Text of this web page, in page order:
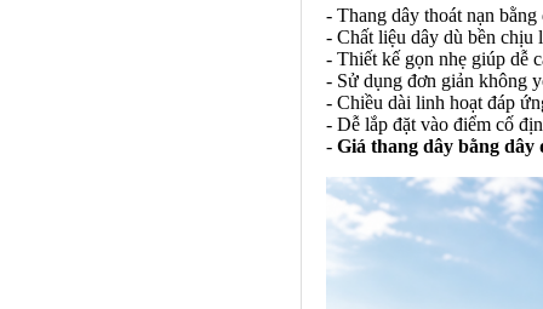
- Thang dây thoát nạn
- Chất liệu dây dù bền chịu
- Thiết kế gọn nhẹ giúp dễ
- Sử dụng đơn giản không
- Chiều dài linh hoạt đáp
- Dễ lắp đặt vào điểm cố
- Giá thang dây bằng dây